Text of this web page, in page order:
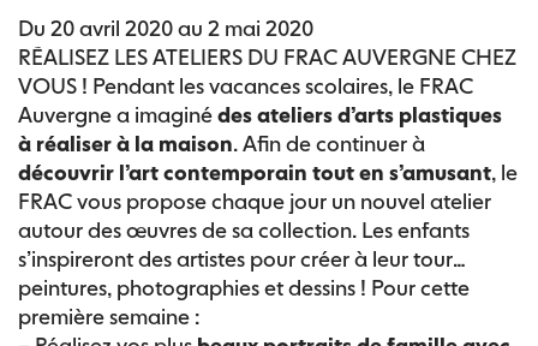
Du 20 avril 2020 au 2 mai 2020
RÉALISEZ LES ATELIERS DU FRAC AUVERGNE CHEZ
VOUS ! Pendant les vacances scolaires, le FRAC
Auvergne a imaginédes ateliers d’arts plastiques
à réaliser à la maison.Afin de continuer à
découvrir l’art contemporain tout en s’amusant, le
FRAC vous propose chaque jour un nouvel atelier
autour des œuvres de sa collection. Les enfants
s’inspireront des artistes pour créer à leur tour
peintures, photographies et dessins ! Pour cette
première semaine :